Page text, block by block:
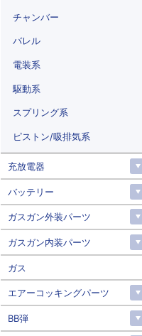
チャンバー
バレル
電装系
駆動系
スプリング系
ピストン/吸排気系
充放電器
バッテリー
ガスガン外装パーツ
ガスガン内装パーツ
ガス
エアーコッキングパーツ
BB弾